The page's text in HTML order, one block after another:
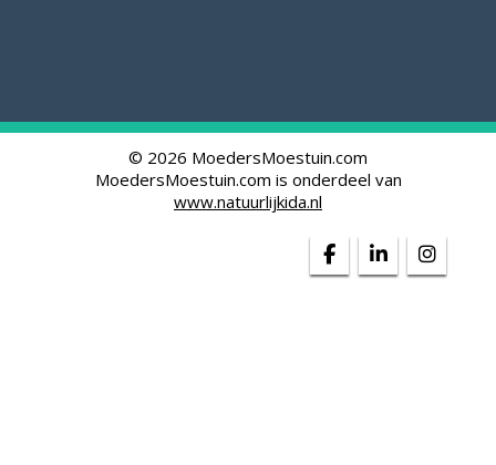
© 2026 MoedersMoestuin.com
MoedersMoestuin.com is onderdeel van
www.natuurlijkida.nl